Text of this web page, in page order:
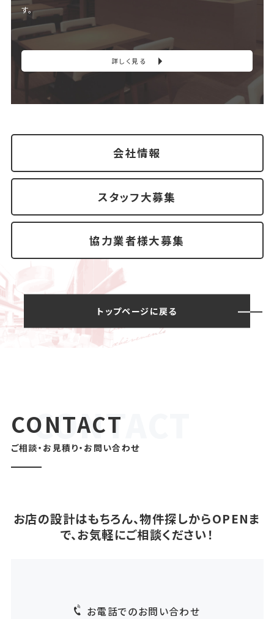
す。
詳しく見る
会社情報
スタッフ大募集
協力業者様大募集
トップページに戻る
CONTACT
ご相談・お見積り・お問い合わせ
お店の設計はもちろん、物件探しからOPENま
で、お気軽にご相談ください！
お電話でのお問い合わせ